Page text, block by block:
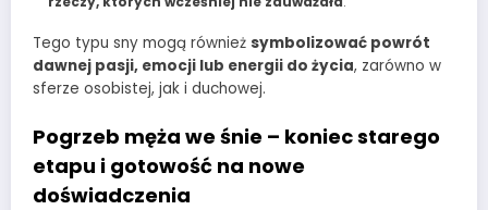
Tego typu sny mogą również symbolizować powrót
dawnej pasji, emocji lub energii do życia, zarówno w
sferze osobistej, jak i duchowej.
Pogrzeb męża we śnie – koniec starego
etapu i gotowość na nowe
doświadczenia